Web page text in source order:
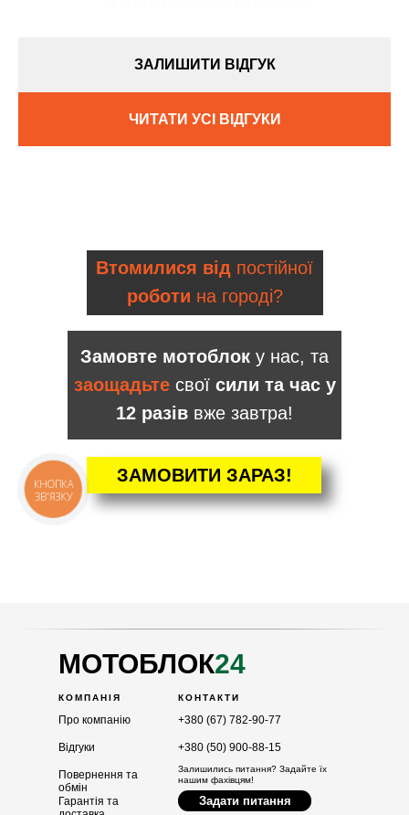
ЗАЛИШИТИ ВІДГУК
ЧИТАТИ УСІ ВІДГУКИ
ЗАМОВИТИ ЗАРАЗ!
Замовте мотоблок у нас, та
заощадьтесвої сили та час у
12 разів вже завтра!
Втомилися від постійної
роботи на городі?
Про компанію
Повернення та
обмін
Гарантія та
КОМПАНІЯ КОНТАКТИ
МОТОБЛОК24
Відгуки
Задати питання
Залишились питання? Задайте їх
нашим фахівцям!
+380 (67) 782-90-77
+380 (50) 900-88-15
КНОПКА
ЗВ'ЯЗКУ